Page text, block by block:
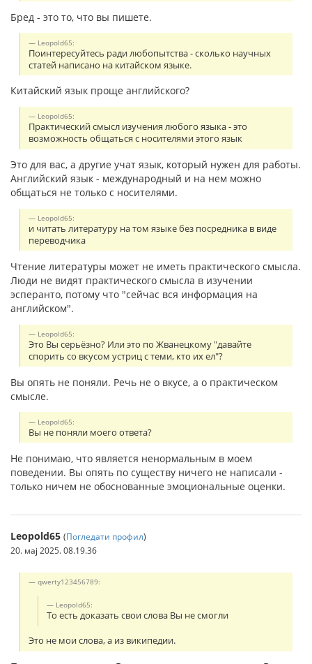
Бред - это то, что вы пишете.
Leopold65:
Поинтересуйтесь ради любопытства - сколько научных
статей написано на китайском языке.
Китайский язык проще английского?
Leopold65:
Практический смысл изучения любого языка - это
возможность общаться с носителями этого язык
Это для вас, а другие учат язык, который нужен для работы.
Английский язык - международный и на нем можно
общаться не только с носителями.
Leopold65:
и читать литературу на том языке без посредника в виде
переводчика
Чтение литературы может не иметь практического смысла.
Люди не видят практического смысла в изучении
эсперанто, потому что "сейчас вся информация на
английском".
Leopold65:
Это Вы серьёзно? Или это по Жванецкому "давайте
спорить со вкусом устриц с теми, кто их ел"?
Вы опять не поняли. Речь не о вкусе, а о практическом
смысле.
Leopold65:
Вы не поняли моего ответа?
Не понимаю, что является ненормальным в моем
поведении. Вы опять по существу ничего не написали -
только ничем не обоснованные эмоциональные оценки.
Leopold65 (Погледати профил)
20. мај 2025. 08.19.36
qwerty123456789:
Leopold65:
То есть доказать свои слова Вы не смогли
Это не мои слова, а из википедии.